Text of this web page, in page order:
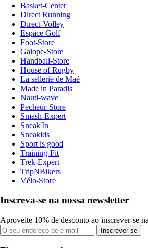
Basket-Center
Direct Running
Direct-Volley
Espace Golf
Foot-Store
Galope-Store
Handball-Store
House of Rugby
La sellerie de Maé
Made in Paradis
Nauti-wave
Pecheur-Store
Smash-Expert
Sneak'In
Sneakids
Sport is good
Training-Fit
Trek-Expert
TripNBikers
Vélo-Store
Inscreva-se na nossa newsletter
Aproveite 10% de desconto ao inscrever-se
Inscrever-se